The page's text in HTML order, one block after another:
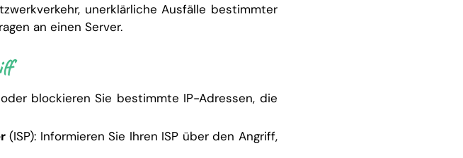
unerklärliche Ausfälle bestimmter
an einen Server.
blockieren Sie bestimmte IP-Adressen, die
(ISP): Informieren Sie Ihren ISP über den Angriff,